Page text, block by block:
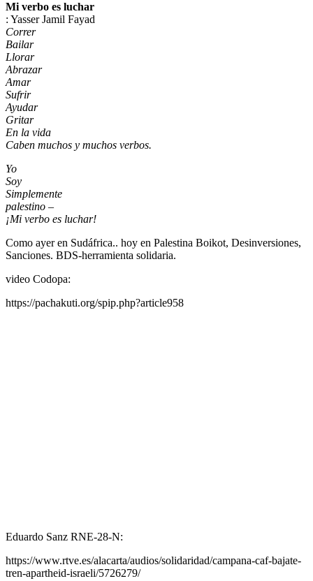
Mi verbo es luchar
: Yasser Jamil Fayad
Correr
Bailar
Llorar
Abrazar
Amar
Sufrir
Ayudar
Gritar
En la vida
Caben muchos y muchos verbos.
Yo
Soy
Simplemente
palestino –
¡Mi verbo es luchar!
Como ayer en Sudáfrica.. hoy en Palestina Boikot, Desinversiones,
Sanciones. BDS-herramienta solidaria.
video Codopa:
https://pachakuti.org/spip.php?article958
Eduardo Sanz RNE-28-N:
https://www.rtve.es/alacarta/audios/solidaridad/campana-caf-bajate-
tren-apartheid-israeli/5726279/